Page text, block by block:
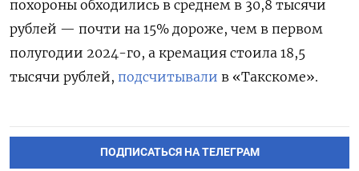
похороны обходились в среднем в 30,8 тысячи
рублей — почти на 15% дороже, чем в первом
полугодии 2024-го, а кремация стоила 18,5
тысячи рублей, подсчитывали в «Такскоме».
ПОДПИСАТЬСЯ НА ТЕЛЕГРАМ